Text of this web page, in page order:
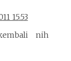
15.53
nih